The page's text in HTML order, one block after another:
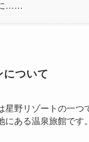
……
について
星野リゾートの一つ
にある温泉旅館です。